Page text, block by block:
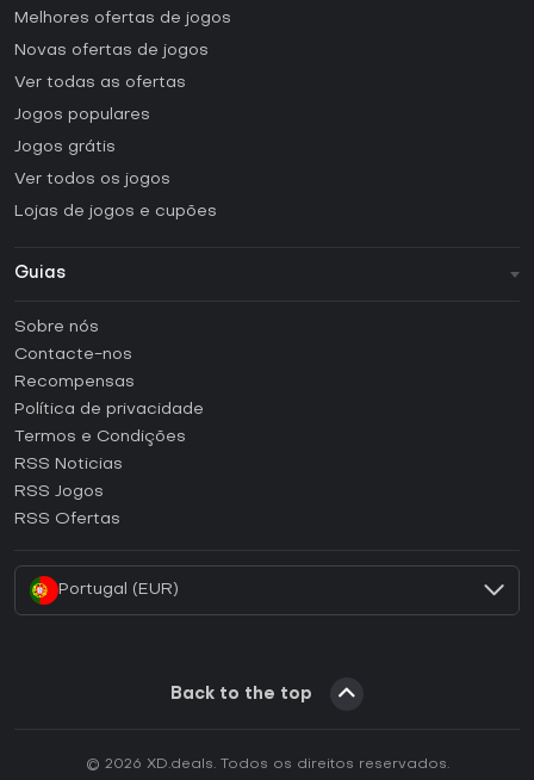
Melhores ofertas de jogos
Novas ofertas de jogos
Ver todas as ofertas
Jogos populares
Jogos grátis
Ver todos os jogos
Lojas de jogos e cupões
Guias
Como ativar uma CD Key Steam?
Como ativar uma CD Key Epic Games?
Como ativar uma CD Key GOG?
Como ativar uma CD Key Ubisoft Connect?
Sobre nós
Contacte-nos
Recompensas
Política de privacidade
Termos e Condições
RSS Noticias
RSS Jogos
RSS Ofertas
Portugal (EUR)
Back to the top
© 2026 XD.deals. Todos os direitos reservados.